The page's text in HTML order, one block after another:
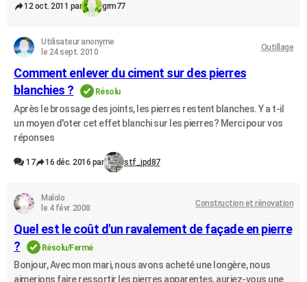
12 oct. 2011 par grm77
Utilisateur anonyme
le 24 sept. 2010
Outillage
Comment enlever du ciment sur des pierres
blanchies ?
Résolu
Après le brossage des joints, les pierres restent blanches. Y a t-il
un moyen d'oter cet effet blanchi sur les pierres? Merci pour vos
réponses
17 16 déc. 2016 par stf_jpd87
Malolo
le 4 févr. 2008
Construction et rénovation
Quel est le coût d'un ravalement de façade en pierre
?
Résolu/Fermé
Bonjour, Avec mon mari, nous avons acheté une longère, nous
aimerions faire ressortir les pierres apparentes, auriez-vous une